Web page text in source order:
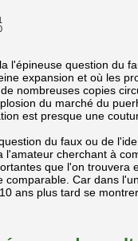
l'épineuse question du
expansion et où les
nombreuses copies
du marché du
est presque une
du faux ou de
l'amateur cherchant à
que l'on trouvera
comparable. Car dans
ans plus tard se